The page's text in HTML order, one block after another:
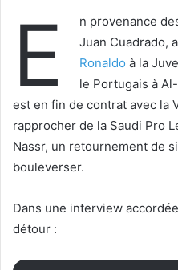
i
e
l
E
n provenance
Juan Cuadrado,
Ronaldo à la
le Portugais à
est en fin de contrat avec la
rapprocher de la Saudi Pro
Nassr, un retournement de
bouleverser.
Dans une interview
détour :